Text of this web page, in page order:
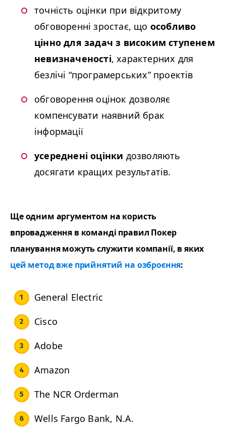
точність оцінки при відкритому
обговоренні зростає, що особливо
цінно для задач з високим ступенем
невизначеності, характерних для
безлічі “програмерських” проектів
обговорення оцінок дозволяє
компенсувати наявний брак
інформації
усереднені оцінки дозволяють
досягати кращих результатів.
Ще одним аргументом на користь
впровадження в команді правил Покер
планування можуть служити компанії, в яких
цей метод вже прийнятий на озброєння:
Gen­er­al Electric
Cis­co
Adobe
Ama­zon
The NCR Orderman
Wells Far­go Bank, N.A.